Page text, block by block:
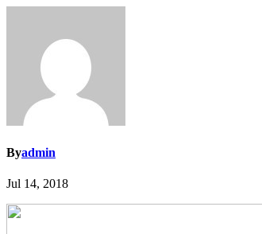
Byadmin
Jul 14, 2018